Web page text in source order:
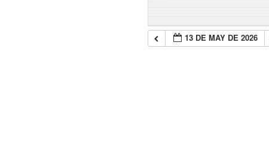
13 DE MAY DE 2026